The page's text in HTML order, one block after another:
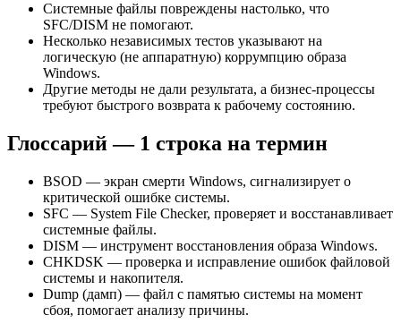
Системные файлы повреждены настолько, что
SFC/DISM не помогают.
Несколько независимых тестов указывают на
логическую (не аппаратную) коррумпцию образа
Windows.
Другие методы не дали результата, а бизнес-процессы
требуют быстрого возврата к рабочему состоянию.
Глоссарий — 1 строка на термин
BSOD — экран смерти Windows, сигнализирует о
критической ошибке системы.
SFC — System File Checker, проверяет и восстанавливает
системные файлы.
DISM — инструмент восстановления образа Windows.
CHKDSK — проверка и исправление ошибок файловой
системы и накопителя.
Dump (дамп) — файл с памятью системы на момент
сбоя, помогает анализу причины.